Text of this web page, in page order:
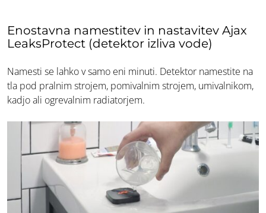
Enostavna namestitev in nastavitev Ajax
LeaksProtect (detektor izliva vode)
Namesti se lahko v samo eni minuti. Detektor namestite na
tla pod pralnim strojem, pomivalnim strojem, umivalnikom,
kadjo ali ogrevalnim radiatorjem.